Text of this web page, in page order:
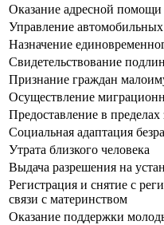
Оказание адресной помощи
Управление
Назначение
Свидетельствование
Признание граждан
Осуществление
Предоставление в
Социальная адаптация
Утрата близкого человека
Выдача разрешения на
Регистрация и снятие с
связи с материнством
Оказание поддержки